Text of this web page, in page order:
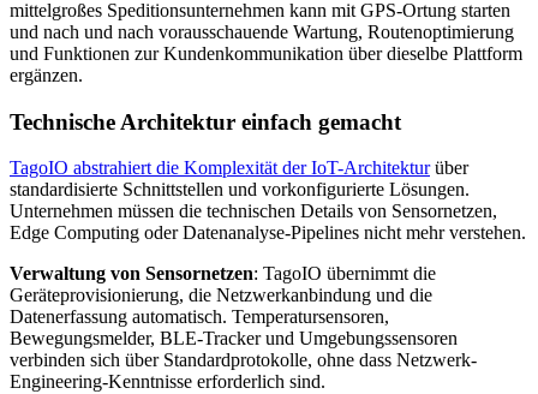
mittelgroßes Speditionsunternehmen kann mit GPS-Ortung starten
und nach und nach vorausschauende Wartung, Routenoptimierung
und Funktionen zur Kundenkommunikation über dieselbe Plattform
ergänzen.
Technische Architektur einfach gemacht
TagoIO abstrahiert die Komplexität der IoT-Architekturüber
standardisierte Schnittstellen und vorkonfigurierte Lösungen.
Unternehmen müssen die technischen Details von Sensornetzen,
Edge Computing oder Datenanalyse-Pipelines nicht mehr verstehen.
Verwaltung von Sensornetzen: TagoIO übernimmt die
Geräteprovisionierung, die Netzwerkanbindung und die
Datenerfassung automatisch. Temperatursensoren,
Bewegungsmelder, BLE-Tracker und Umgebungssensoren
verbinden sich über Standardprotokolle, ohne dass Netzwerk-
Engineering-Kenntnisse erforderlich sind.